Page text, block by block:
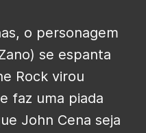
o personagem
se espanta
Rock virou
faz uma piada
John Cena seja